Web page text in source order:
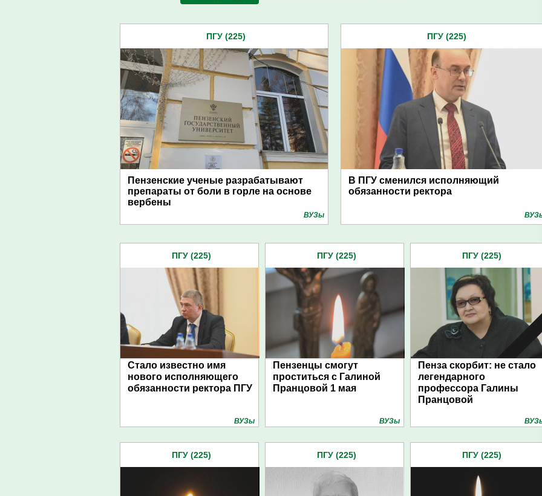
ПГУ (225)
Пензенские ученые разрабатывают
препараты от боли в горле на основе
вербены
ВУЗы
ПГУ (225)
В ПГУ сменился исполняющий
обязанности ректора
ПГУ (225)
Стало известно имя
нового исполняющего
обязанности ректора ПГУ
ВУЗы
ПГУ (225)
Пензенцы смогут
проститься с Галиной
Пранцовой 1 мая
ВУЗы
ПГУ (225)
Пенза скорбит: не стало
легендарного
профессора Галины
Пранцовой
ПГУ (225) ПГУ (225) ПГУ (225)